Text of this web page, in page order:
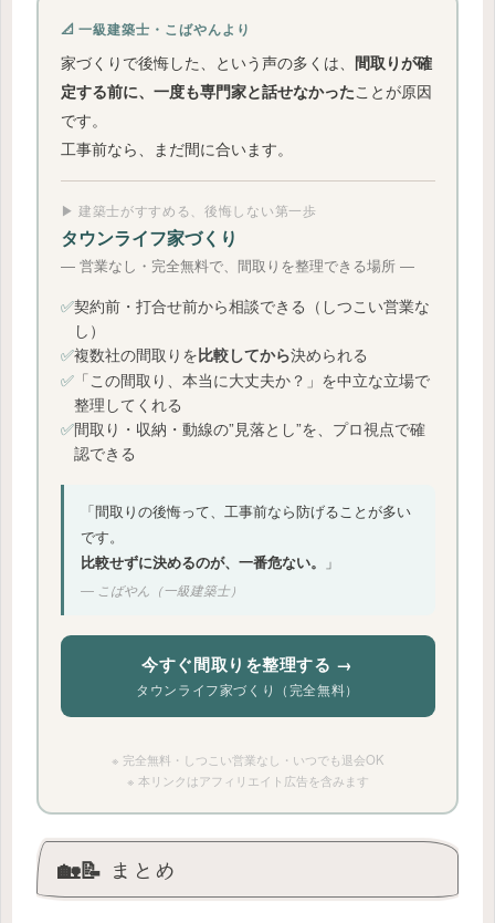
📐 一級建築士・こばやんより
家づくりで後悔した、という声の多くは、 間取りが確
定する前に、一度も専門家と話せなかったことが原因
です。
工事前なら、まだ間に合います。
▶ 建築士がすすめる、後悔しない第一歩
タウンライフ家づくり
― 営業なし・完全無料で、間取りを整理できる場所 ―
✅契約前・打合せ前から相談できる（しつこい営業な
し）
✅複数社の間取りを比較してから決められる
✅「この間取り、本当に大丈夫か？」を中立な立場で
整理してくれる
✅間取り・収納・動線の”見落とし”を、プロ視点で確
認できる
「間取りの後悔って、工事前なら防げることが多い
です。
比較せずに決めるのが、一番危ない。
」
― こばやん（一級建築士）
今すぐ間取りを整理する →
タウンライフ家づくり（完全無料）
※ 完全無料・しつこい営業なし・いつでも退会OK
※ 本リンクはアフィリエイト広告を含みます
🏡📝 まとめ